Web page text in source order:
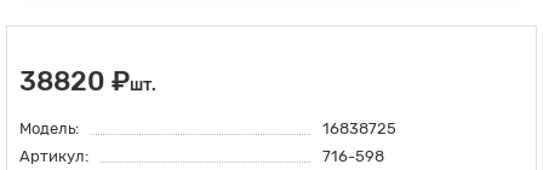
38820 ₽шт.
Модель:
16838725
Артикул:
716-598